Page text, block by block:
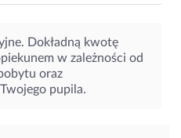
Dokładną kwotę
w zależności od
oraz
pupila.